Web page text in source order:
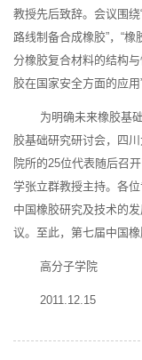
教授先后致辞。会议围
路线制备合成橡胶”，“
分橡胶复合材料的结构与
胶在国家安全方面的应用
为明确未来橡胶基
胶基础研究研讨会，四
院所的25位代表随后召
学张立群教授主持。各
中国橡胶研究及技术的
议。至此，第七届中国
高分子学院
2011.12.15